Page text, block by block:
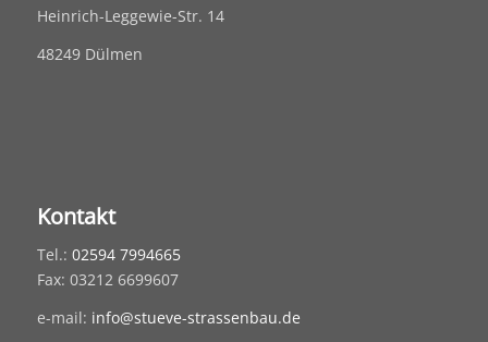
Heinrich-Leggewie-Str. 14
48249 Dülmen
Kontakt
Tel.: 02594 7994665
Fax: 03212 6699607
e-mail: info@stueve-strassenbau.de